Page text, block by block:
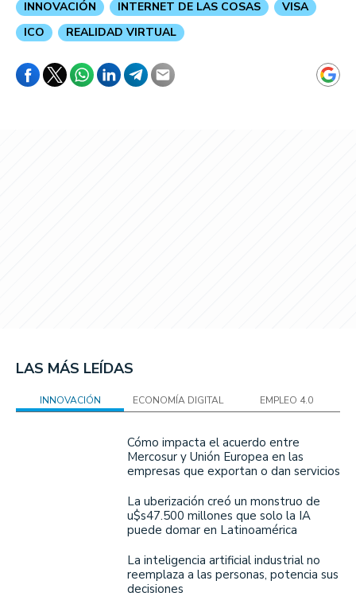
INNOVACIÓN INTERNET DE LAS COSAS
VISA
ICO
REALIDAD VIRTUAL
LAS MÁS LEÍDAS
INNOVACIÓN ECONOMÍA DIGITAL EMPLEO 4.0
Cómo impacta el acuerdo entre
Mercosur y Unión Europea en las
empresas que exportan o dan servicios
La uberización creó un monstruo de
u$s47.500 millones que solo la IA
puede domar en Latinoamérica
La inteligencia artificial industrial no
reemplaza a las personas, potencia sus
decisiones